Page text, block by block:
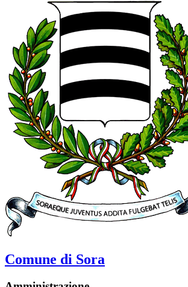
Comune di Sora